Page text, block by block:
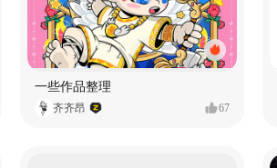
一些作品整理
齐齐昂 67